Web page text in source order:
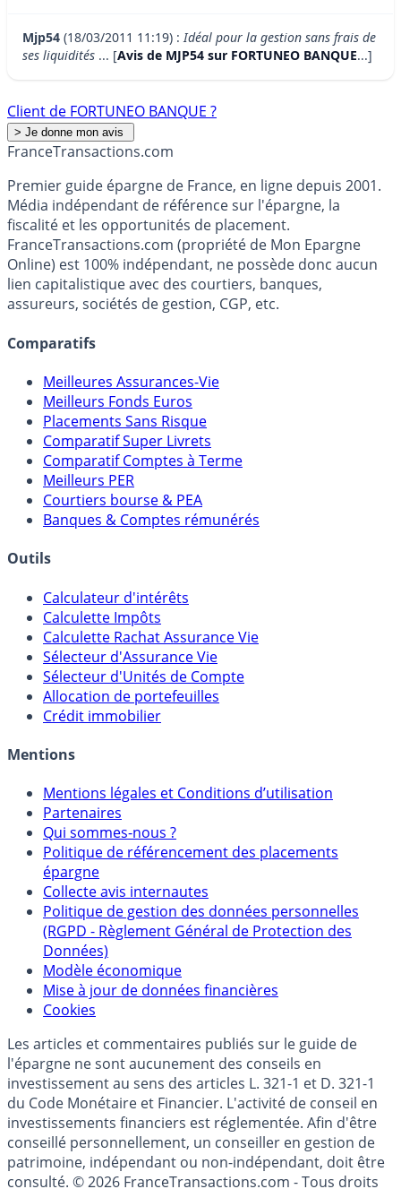
Mjp54 (18/03/2011 11:19) :Idéal pour la gestion sans frais de
ses liquidités ... [Avis de MJP54 sur FORTUNEO BANQUE...]
Client de FORTUNEO BANQUE ?
FranceTransactions.com
Premier guide épargne de France, en ligne depuis 2001.
Média indépendant de référence sur l'épargne, la
fiscalité et les opportunités de placement.
FranceTransactions.com (propriété de Mon Epargne
Online) est 100% indépendant, ne possède donc aucun
lien capitalistique avec des courtiers, banques,
assureurs, sociétés de gestion, CGP, etc.
Comparatifs
Meilleures Assurances-Vie
Meilleurs Fonds Euros
Placements Sans Risque
Comparatif Super Livrets
Comparatif Comptes à Terme
Meilleurs PER
Courtiers bourse & PEA
Banques & Comptes rémunérés
Outils
Calculateur d'intérêts
Calculette Impôts
Calculette Rachat Assurance Vie
Sélecteur d'Assurance Vie
Sélecteur d'Unités de Compte
Allocation de portefeuilles
Crédit immobilier
Mentions
Mentions légales et Conditions d’utilisation
Partenaires
Qui sommes-nous ?
Politique de référencement des placements
épargne
Collecte avis internautes
Politique de gestion des données personnelles
(RGPD - Règlement Général de Protection des
Données)
Modèle économique
Mise à jour de données financières
Cookies
Les articles et commentaires publiés sur le guide de
l'épargne ne sont aucunement des conseils en
investissement au sens des articles L. 321-1 et D. 321-1
du Code Monétaire et Financier. L'activité de conseil en
investissements financiers est réglementée. Afin d'être
conseillé personnellement, un conseiller en gestion de
patrimoine, indépendant ou non-indépendant, doit être
consulté. © 2026 FranceTransactions.com - Tous droits